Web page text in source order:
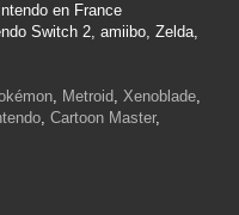
en France
Switch 2, amiibo, Zelda,
, Metroid, Xenoblade,
, Cartoon Master,